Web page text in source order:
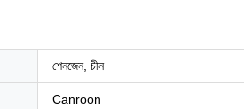
শেনজেন, চীন
Canroon